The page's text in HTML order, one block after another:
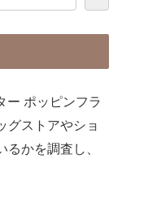
ー ポッピンフラ
グストアやショ
かを調査し、